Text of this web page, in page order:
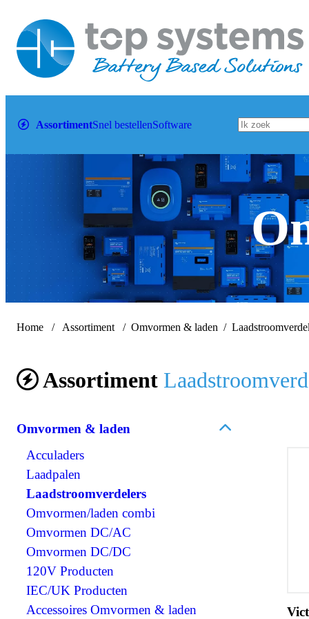
AssortimentSnel bestellenSoftware
Home Assortiment Omvormen & laden
Omvormen & laden
Acculaders
Laadpalen
Laadstroomverdelers
Omvormen/laden combi
Omvormen DC/AC
Omvormen DC/DC
120V Producten
IEC/UK Producten
Accessoires Omvormen & laden
Assortiment